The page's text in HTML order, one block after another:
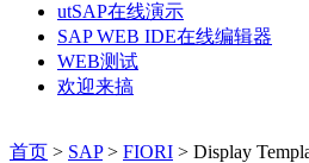
utSAP在线演示
SAP WEB IDE在线编辑器
WEB测试
欢迎来搞
首页 > SAP> FIORI > Display